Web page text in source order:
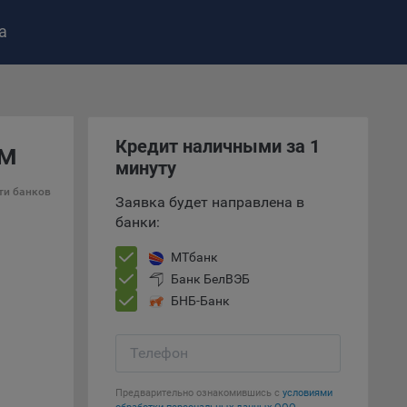
банков
Кредит наличными за 1
минуту
Заявка будет направлена в
банки:
МТбанк
Банк БелВЭБ
БНБ-Банк
Телефон
Предварительно ознакомившись с условиями